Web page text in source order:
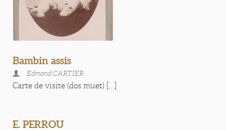
Bambin assis
Edmond CARTIER
Carte de visite (dos muet) [...]
E. PERROU